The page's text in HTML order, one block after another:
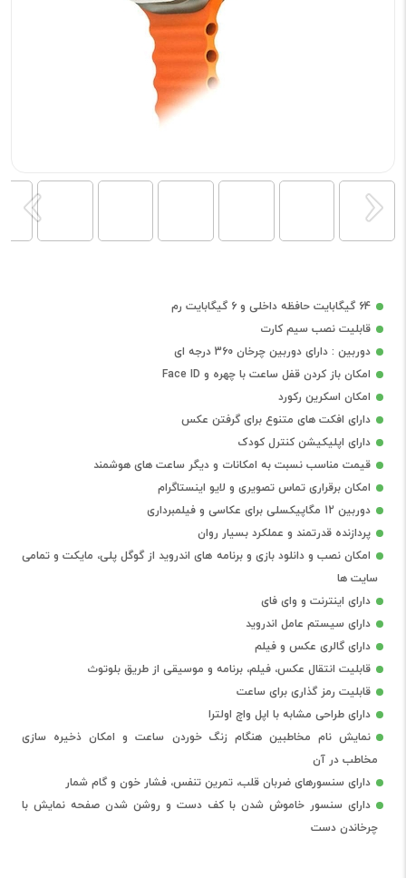
64 گیگابایت حافظه داخلی و 6 گیگابایت رم
قابلیت نصب سیم کارت
دوربین : دارای دوربین چرخان 360 درجه ای
امکان باز کردن قفل ساعت با چهره و Face ID
امکان اسکرین رکورد
دارای افکت های متنوع برای گرفتن عکس
دارای اپلیکیشن کنترل کودک
قیمت مناسب نسبت به امکانات و دیگر ساعت های هوشمند
امکان برقراری تماس تصویری و لایو اینستاگرام
دوربین 12 مگاپیکسلی برای عکاسی و فیلمبرداری
پردازنده قدرتمند و عملکرد بسیار روان
امکان نصب و دانلود بازی و برنامه های اندروید از گوگل پلی، مایکت و تمامی
سایت ها
دارای اینترنت و وای فای
دارای سیستم عامل اندروید
دارای گالری عکس و فیلم
قابلیت انتقال عکس، فیلم، برنامه و موسیقی از طریق بلوتوث
قابلیت رمز گذاری برای ساعت
دارای طراحی مشابه با اپل واچ اولترا
نمایش نام مخاطبین هنگام زنگ خوردن ساعت و امکان ذخیره سازی
مخاطب در آن
دارای سنسورهای ضربان قلب، تمرین تنفس، فشار خون و گام شمار
دارای سنسور خاموش شدن با کف دست و روشن شدن صفحه نمایش با
چرخاندن دست